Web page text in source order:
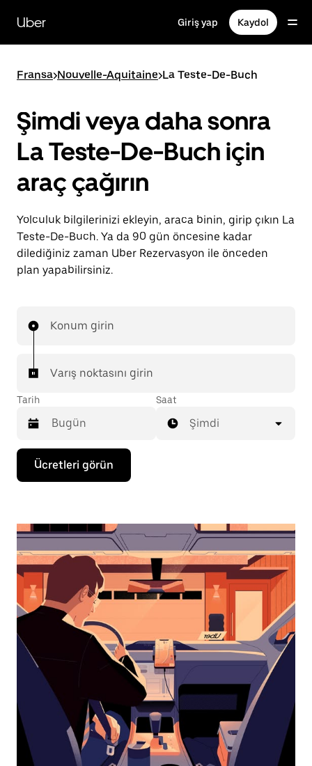
içeriğe
gidinUber Giriş yap Kaydol
Fransa>Nouvelle-Aquitaine>La Teste-De-Buch
Şimdi veya daha sonra
La Teste-De-Buch için
araç çağırın
Yolculuk bilgilerinizi ekleyin, araca binin, girip çıkın La
Teste-De-Buch. Ya da 90 gün öncesine kadar
dilediğiniz zaman Uber Rezervasyon ile önceden
plan yapabilirsiniz.
Konum girin
Varış noktasını girin
Tarih
Takvimle
etkileşime
geçmek
seçmek
aşağı
ok
tuşuna
basın.
Takvimi
kapatmak
için
escape
tuşuna
basın.
Saat
Şimdi
Ücretleri görün